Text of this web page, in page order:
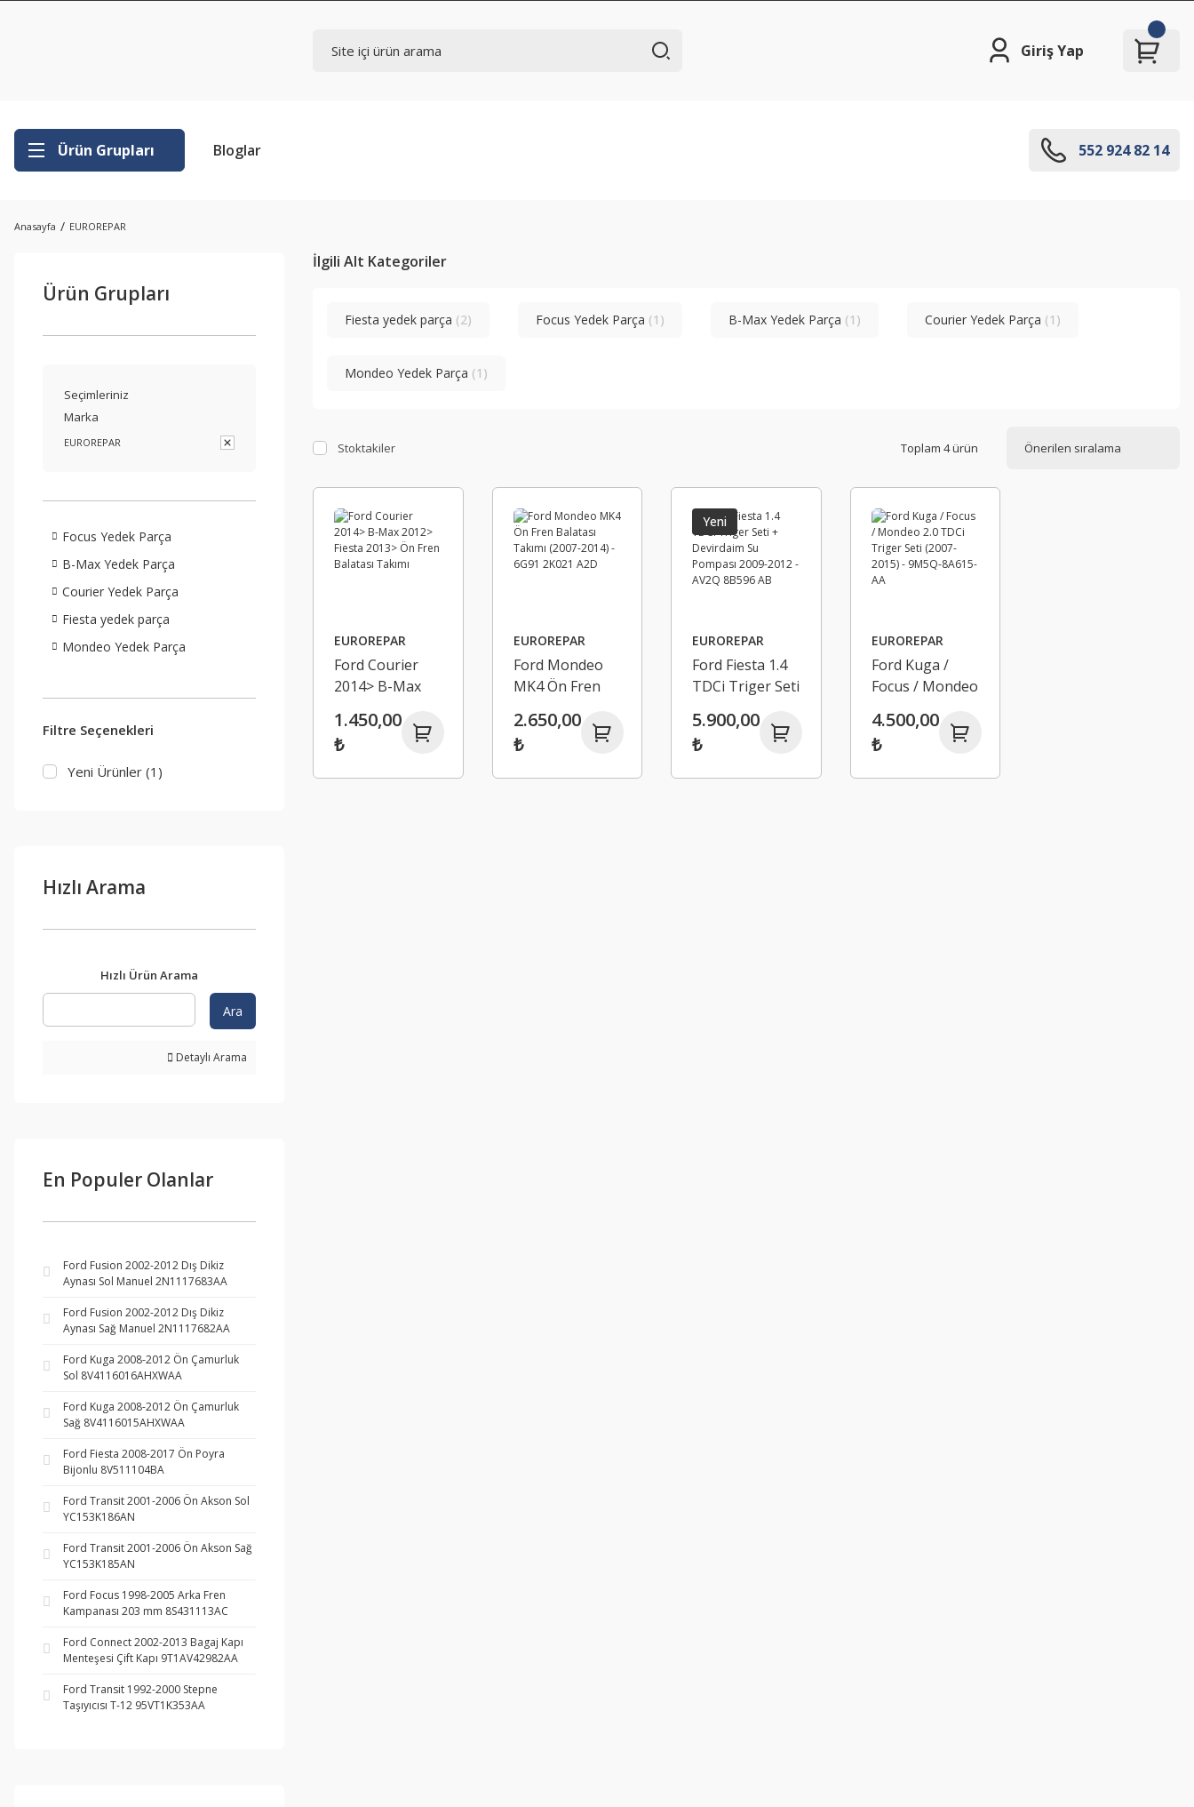
Giriş Yap
Ürün Grupları Bloglar 552 924 82 14
Anasayfa EUROREPAR
Ürün Grupları
Seçimleriniz
Marka
EUROREPAR
Focus Yedek Parça
B-Max Yedek Parça
Courier Yedek Parça
Fiesta yedek parça
Mondeo Yedek Parça
Filtre Seçenekleri
Yeni Ürünler (1)
Hızlı Arama
Hızlı Ürün Arama
Ara
Detaylı Arama
En Populer Olanlar
Ford Fusion 2002-2012 Dış Dikiz
Aynası Sol Manuel 2N1117683AA
Ford Fusion 2002-2012 Dış Dikiz
Aynası Sağ Manuel 2N1117682AA
Ford Kuga 2008-2012 Ön Çamurluk
Sol 8V4116016AHXWAA
Ford Kuga 2008-2012 Ön Çamurluk
Sağ 8V4116015AHXWAA
Ford Fiesta 2008-2017 Ön Poyra
Bijonlu 8V511104BA
Ford Transit 2001-2006 Ön Akson Sol
YC153K186AN
Ford Transit 2001-2006 Ön Akson Sağ
YC153K185AN
Ford Focus 1998-2005 Arka Fren
Kampanası 203 mm 8S431113AC
Ford Connect 2002-2013 Bagaj Kapı
Menteşesi Çift Kapı 9T1AV42982AA
Ford Transit 1992-2000 Stepne
Taşıyıcısı T-12 95VT1K353AA
İlgili Alt Kategoriler
Fiesta yedek parça (2) Focus Yedek Parça (1) B-Max Yedek Parça (1) Courier Yedek Parça (1)
Mondeo Yedek Parça (1)
Stoktakiler Toplam 4 ürün
EUROREPAR
Ford Courier
2014> B-Max
2013> Ön Fren
Balatası Takımı
1.450,00
₺
EUROREPAR
Ford Mondeo
MK4 Ön Fren
(2007-2014) -
6G91 2K021
2.650,00
₺
Yeni
EUROREPAR
Ford Fiesta 1.4
TDCi Triger Seti
Pompası 2009-
2012 - AV2Q
5.900,00
₺
EUROREPAR
Ford Kuga /
Focus / Mondeo
Seti (2007-2015)
- 9M5Q-8A615-
4.500,00
₺